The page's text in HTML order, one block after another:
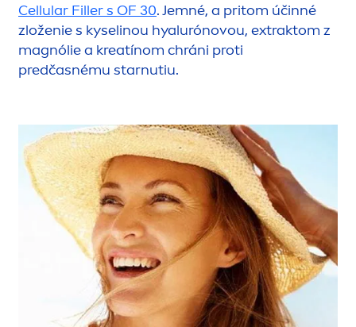
Cellular Fillers OF 30. Jemné, a pritom účinné
zloženie s kyselinou hyalurónovou, extraktom z
magnólie a kreatínom chráni proti
predčasnému starnutiu.